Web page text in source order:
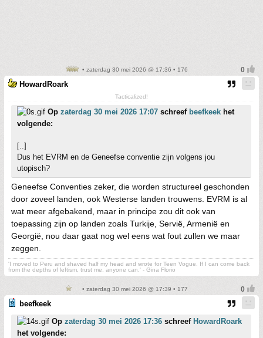
• zaterdag 30 mei 2026 @ 17:36 • 176
HowardRoark
Tacticalized!
Op zaterdag 30 mei 2026 17:07 schreef beefkeek het
volgende:
[..]
Dus het EVRM en de Geneefse conventie zijn volgens jou
utopisch?
Geneefse Conventies zeker, die worden structureel geschonden
door zoveel landen, ook Westerse landen trouwens. EVRM is al
wat meer afgebakend, maar in principe zou dit ook van
toepassing zijn op landen zoals Turkije, Servië, Armenië en
Georgië, nou daar gaat nog wel eens wat fout zullen we maar
zeggen.
'I moved to Peru and shaved half my head and wrote for Teen Vogue. If I can come back
from the depths of leftism, trust me, anyone can.' - Gina Florio
• zaterdag 30 mei 2026 @ 17:39 • 177
beefkeek
Op zaterdag 30 mei 2026 17:36 schreef HowardRoark
het volgende: